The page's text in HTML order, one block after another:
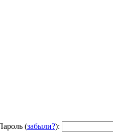
(забыли?):